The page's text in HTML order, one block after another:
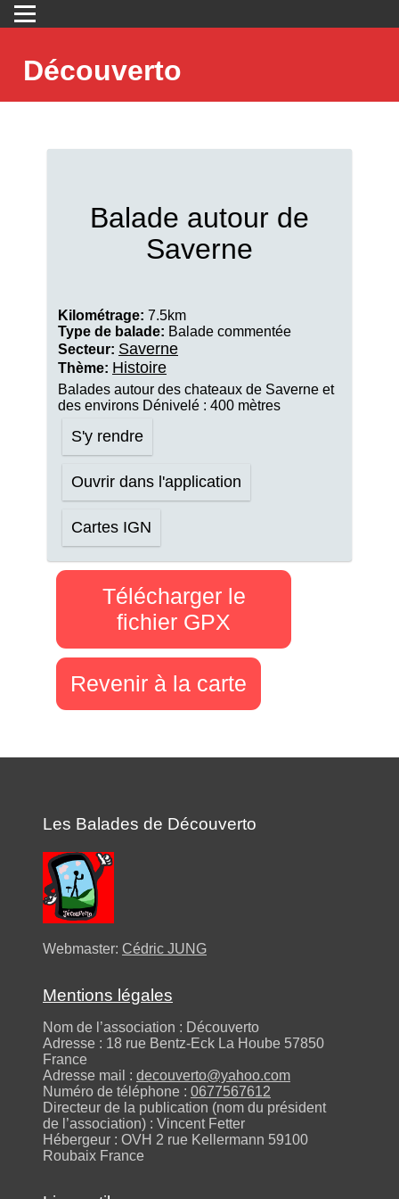
Découverto
Balade autour de
Saverne
Kilométrage: 7.5km
Type de balade: Balade commentée
Secteur: Saverne
Thème: Histoire
Balades autour des chateaux de Saverne et
des environs Dénivelé : 400 mètres
S'y rendre
Ouvrir dans l'application
Cartes IGN
Télécharger le
fichier GPX
Revenir à la carte
Les Balades de Découverto
Webmaster: Cédric JUNG
Mentions légales
Nom de l’association : Découverto
Adresse : 18 rue Bentz-Eck La Hoube 57850
France
Adresse mail : decouverto@yahoo.com
Numéro de téléphone : 0677567612
Directeur de la publication (nom du président
de l’association) : Vincent Fetter
Hébergeur : OVH 2 rue Kellermann 59100
Roubaix France